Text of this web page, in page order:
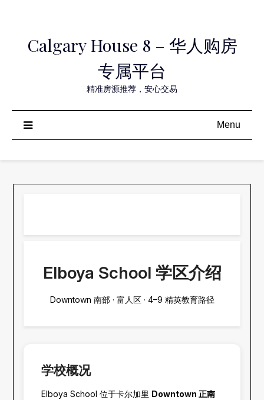
contentCalgary House 8 – 华人购房
专属平台
精准房源推荐，安心交易
Menu
Elboya School 学区介绍
Downtown 南部 · 富人区 · 4–9 精英教育路径
学校概况
Elboya School 位于卡尔加里 Downtown 正南